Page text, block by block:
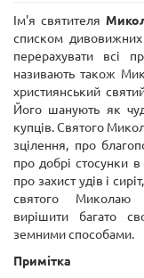
Ім'я святителя
списком дивовижних
перерахувати всі
називають також
християнський
Його шанують як
купців. Святого
зцілення, про
про добрі стосунки в
про захист удів і
святого Миколаю
вирішити багато
земними способами.
Примітка